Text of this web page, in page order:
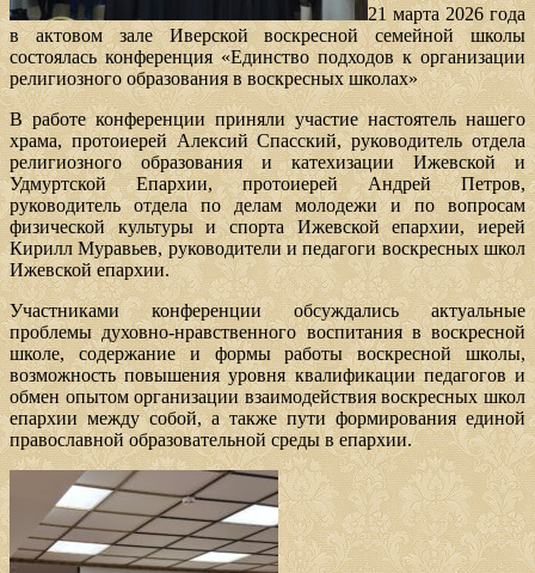
21 марта 2026 года
в актовом зале Иверской воскресной семейной школы
состоялась конференция «Единство подходов к организации
религиозного образования в воскресных школах»
В работе конференции приняли участие настоятель нашего
храма, протоиерей Алексий Спасский, руководитель отдела
религиозного образования и катехизации Ижевской и
Удмуртской Епархии, протоиерей Андрей Петров,
руководитель отдела по делам молодежи и по вопросам
физической культуры и спорта Ижевской епархии, иерей
Кирилл Муравьев, руководители и педагоги воскресных школ
Ижевской епархии.
Участниками конференции обсуждались актуальные
проблемы духовно-нравственного воспитания в воскресной
школе, содержание и формы работы воскресной школы,
возможность повышения уровня квалификации педагогов и
обмен опытом организации взаимодействия воскресных школ
епархии между собой, а также пути формирования единой
православной образовательной среды в епархии.